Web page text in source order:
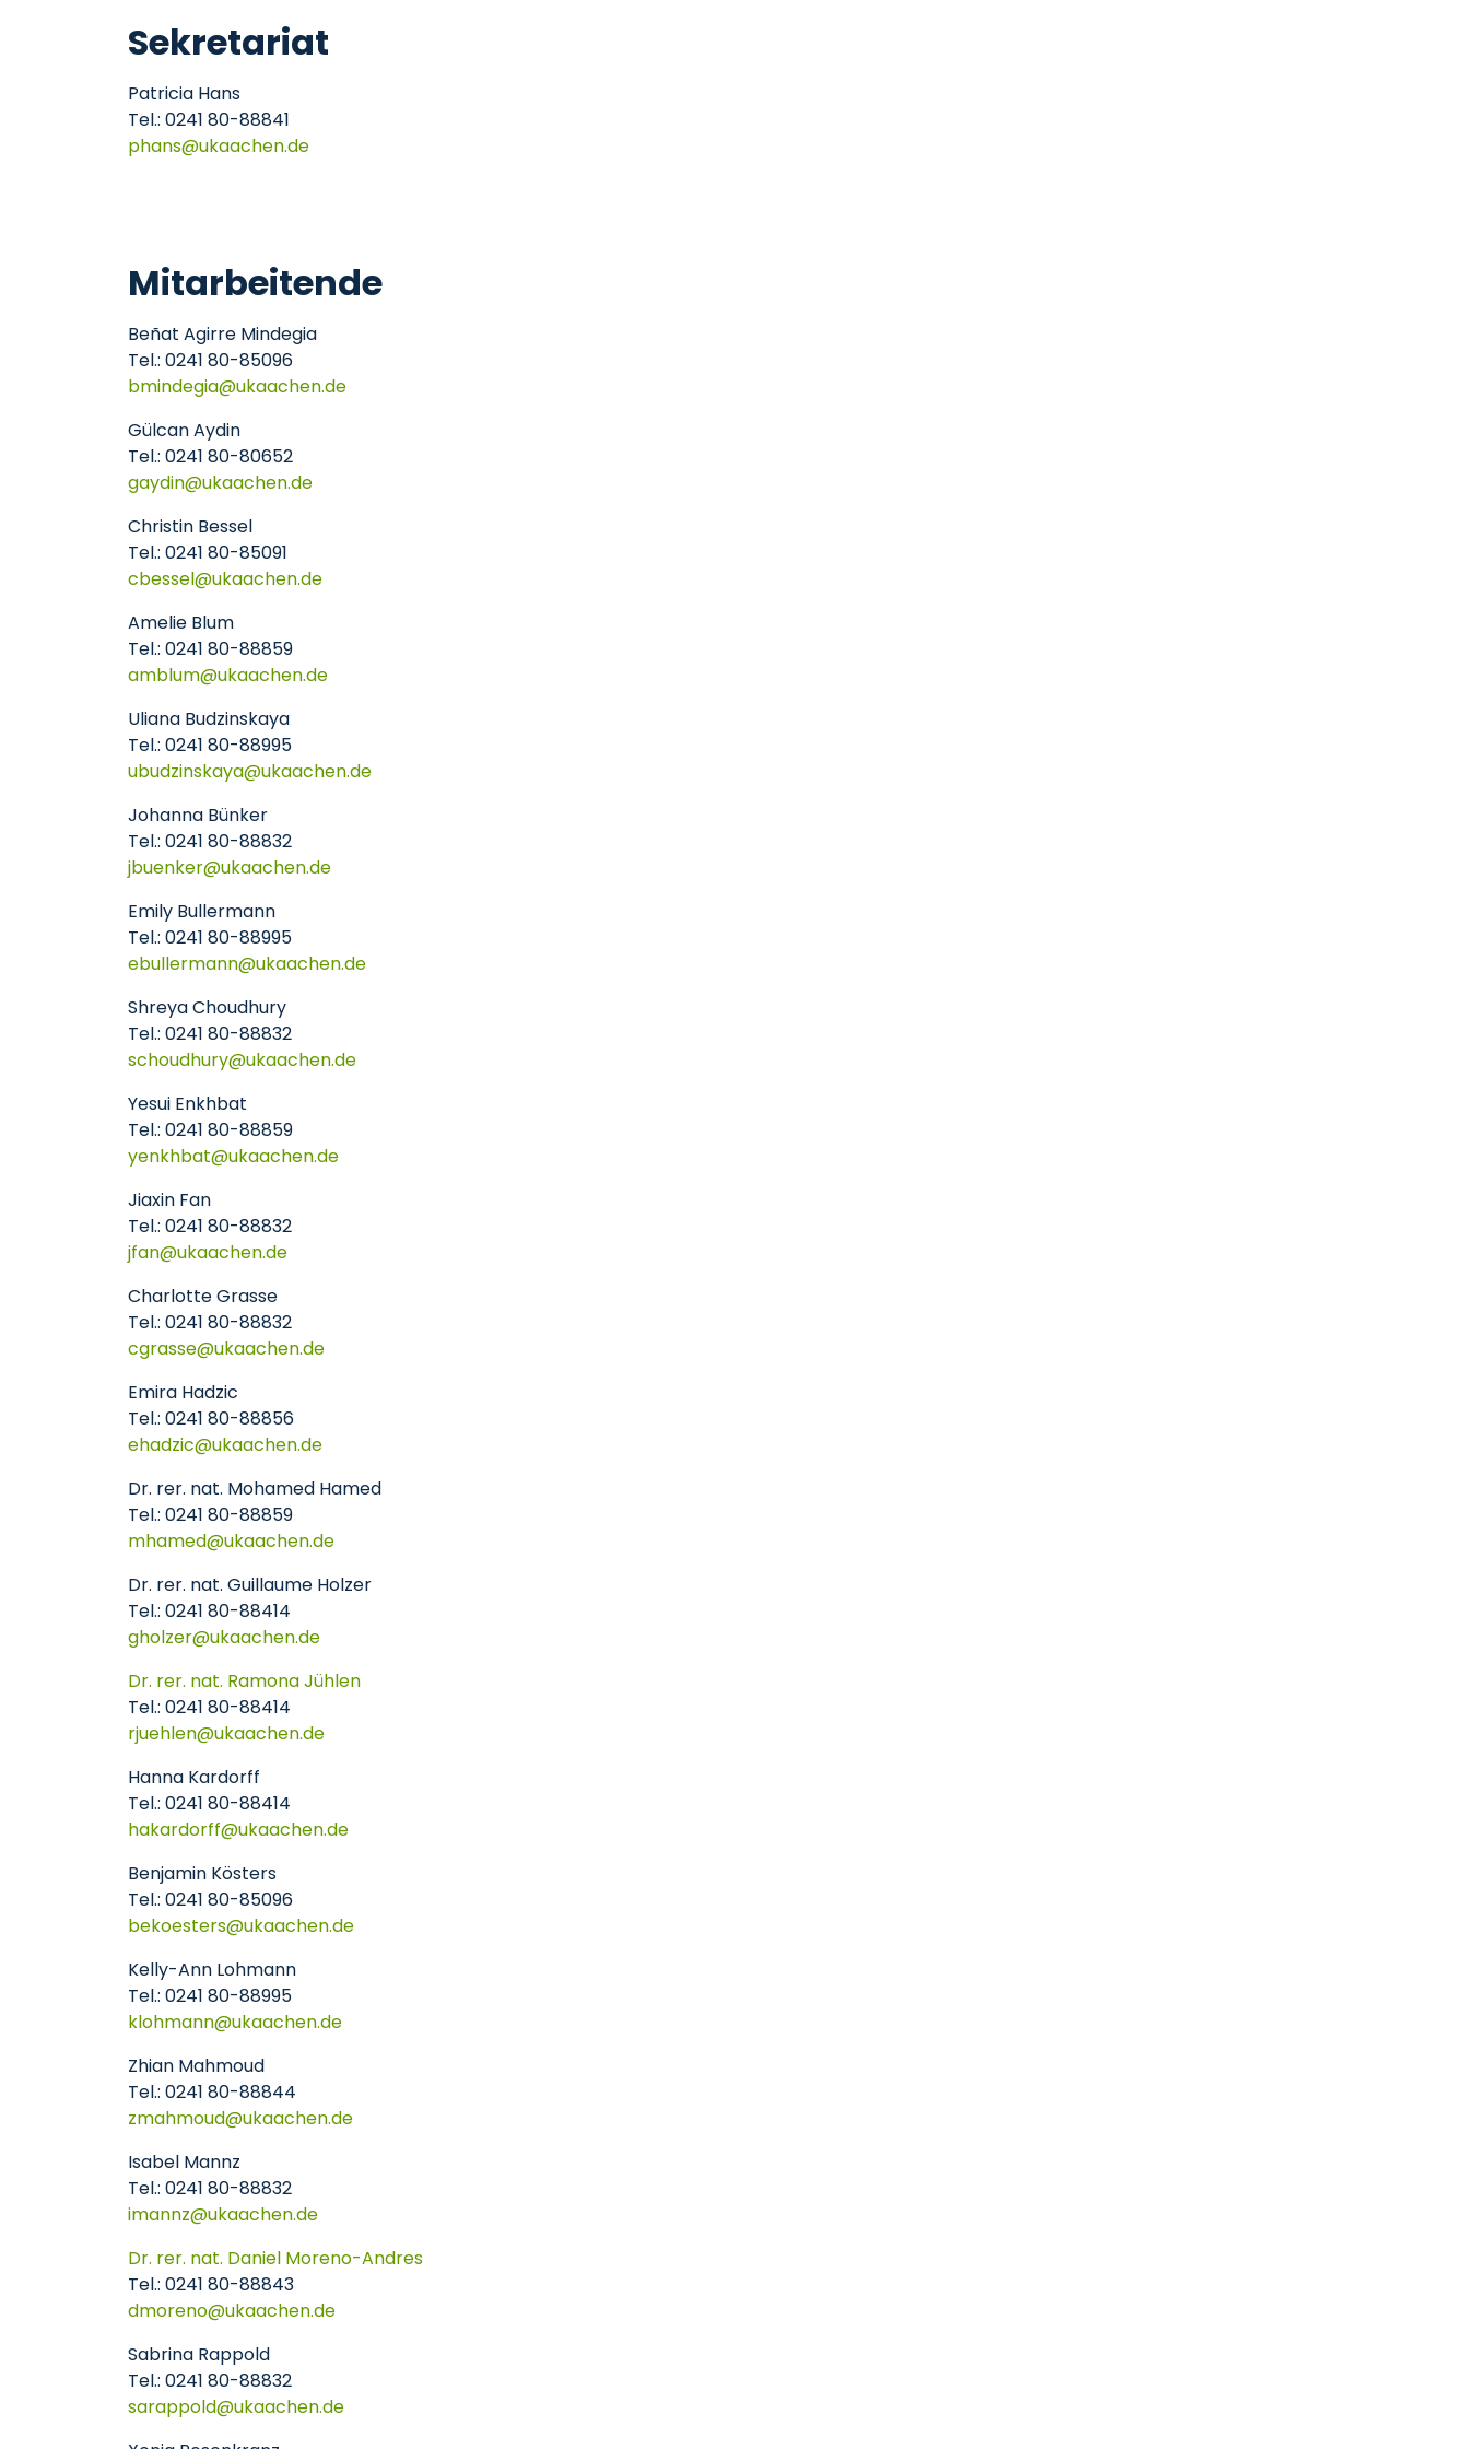
Sekretariat
Patricia Hans
Tel.: 0241 80-88841
phans
ukaachende
Mitarbeitende
Beñat Agirre Mindegia
Tel.: 0241 80-85096
bmindegia
ukaachende
Gülcan Aydin
Tel.: 0241 80-80652
gaydin
ukaachende
Christin Bessel
Tel.: 0241 80-85091
cbessel
ukaachende
Amelie Blum
Tel.: 0241 80-88859
amblum
ukaachende
Uliana Budzinskaya
Tel.: 0241 80-88995
ubudzinskaya
ukaachende
Johanna Bünker
Tel.: 0241 80-88832
jbuenker
ukaachende
Emily Bullermann
Tel.: 0241 80-88995
ebullermann
ukaachende
Shreya Choudhury
Tel.: 0241 80-88832
schoudhury
ukaachende
Yesui Enkhbat
Tel.: 0241 80-88859
yenkhbat
ukaachende
Jiaxin Fan
Tel.: 0241 80-88832
jfan
ukaachende
Charlotte Grasse
Tel.: 0241 80-88832
cgrasse
ukaachende
Emira Hadzic
Tel.: 0241 80-88856
ehadzic
ukaachende
Dr. rer. nat. Mohamed Hamed
Tel.: 0241 80-88859
mhamed
ukaachende
Dr. rer. nat. Guillaume Holzer
Tel.: 0241 80-88414
gholzer
ukaachende
Dr. rer. nat. Ramona Jühlen
Tel.: 0241 80-88414
rjuehlen
ukaachende
Hanna Kardorff
Tel.: 0241 80-88414
hakardorff
ukaachende
Benjamin Kösters
Tel.: 0241 80-85096
bekoesters@ukaachen.de
Kelly-Ann Lohmann
Tel.: 0241 80-88995
klohmann
ukaachende
Zhian Mahmoud
Tel.: 0241 80-88844
zmahmoud
ukaachende
Isabel Mannz
Tel.: 0241 80-88832
imannz
ukaachende
Dr. rer. nat. Daniel Moreno-Andres
Tel.: 0241 80-88843
dmoreno
ukaachende
Sabrina Rappold
Tel.: 0241 80-88832
sarappold
ukaachende